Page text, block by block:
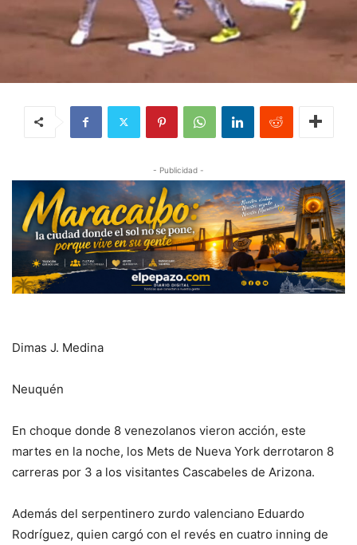
- Publicidad -
Dimas J. Medina
Neuquén
En choque donde 8 venezolanos vieron acción, este
martes en la noche, los Mets de Nueva York derrotaron 8
carreras por 3 a los visitantes Cascabeles de Arizona.
Además del serpentinero zurdo valenciano Eduardo
Rodríguez, quien cargó con el revés en cuatro inning de